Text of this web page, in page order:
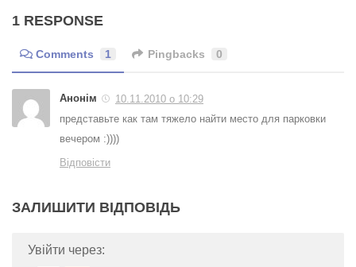
1 RESPONSE
Comments 1 Pingbacks 0
Анонім
10.11.2010 о 10:29
представьте как там тяжело найти место для парковки
вечером :))))
Відповісти
ЗАЛИШИТИ ВІДПОВІДЬ
Увійти через: